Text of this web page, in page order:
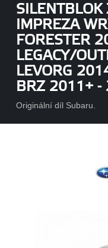
IMPREZA
FORESTER
LEGACY/
LEVORG
BRZ 2011+
Originální díl Subaru.